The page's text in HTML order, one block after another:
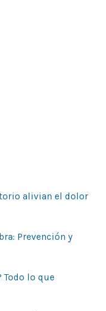
alivian el dolor
Prevención y
Todo lo que